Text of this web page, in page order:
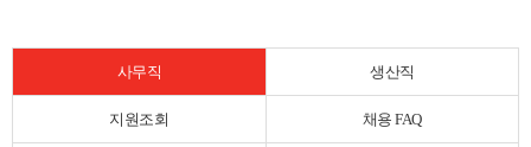
사무직 생산직
지원조회 채용 FAQ